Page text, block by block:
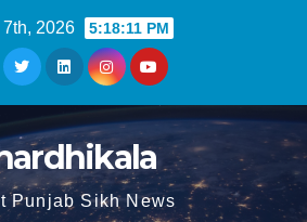
7th, 2026 5:18:12 PM
Punjab Sikh News